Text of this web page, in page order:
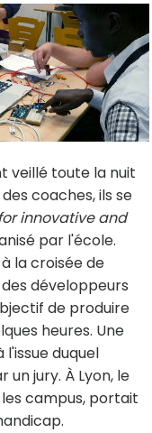
veillé toute la nuit
coaches, ils se
innovative and
par l'école.
la croisée de
développeurs
de produire
heures. Une
duquel
jury. À Lyon, le
campus, portait